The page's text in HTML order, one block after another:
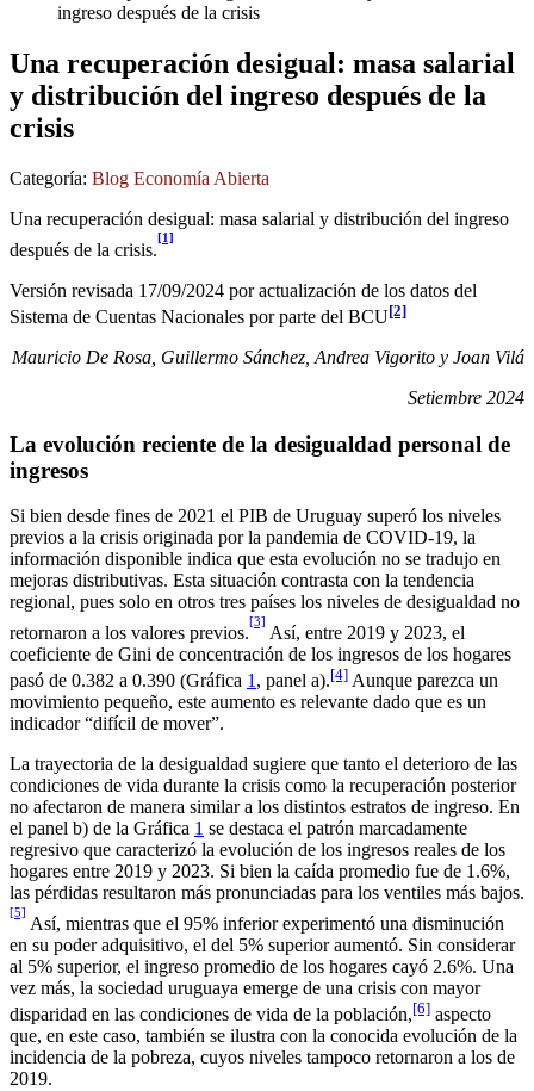
ingreso después de la crisis
Una recuperación desigual: masa salarial
y distribución del ingreso después de la
crisis
Categoría: Blog Economía Abierta
Una recuperación desigual: masa salarial y distribución del ingreso
después de la crisis.
[1]
Versión revisada 17/09/2024 por actualización de los datos del
Sistema de Cuentas Nacionales por parte del BCU[2]
Mauricio De Rosa, Guillermo Sánchez, Andrea Vigorito y Joan Vilá
Setiembre 2024
La evolución reciente de la desigualdad personal de
ingresos
Si bien desde fines de 2021 el PIB de Uruguay superó los niveles
previos a la crisis originada por la pandemia de COVID-19, la
información disponible indica que esta evolución no se tradujo en
mejoras distributivas. Esta situación contrasta con la tendencia
regional, pues solo en otros tres países los niveles de desigualdad no
retornaron a los valores previos.
[3]
Así, entre 2019 y 2023, el
coeficiente de Gini de concentración de los ingresos de los hogares
pasó de 0.382 a 0.390 (Gráfica 1 , panel a).[4] Aunque parezca un
movimiento pequeño, este aumento es relevante dado que es un
indicador “difícil de mover”.
La trayectoria de la desigualdad sugiere que tanto el deterioro de las
condiciones de vida durante la crisis como la recuperación posterior
no afectaron de manera similar a los distintos estratos de ingreso. En
el panel b) de la Gráfica 1 se destaca el patrón marcadamente
regresivo que caracterizó la evolución de los ingresos reales de los
hogares entre 2019 y 2023. Si bien la caída promedio fue de 1.6%,
las pérdidas resultaron más pronunciadas para los ventiles más bajos.
[5]
Así, mientras que el 95% inferior experimentó una disminución
en su poder adquisitivo, el del 5% superior aumentó. Sin considerar
al 5% superior, el ingreso promedio de los hogares cayó 2.6%. Una
vez más, la sociedad uruguaya emerge de una crisis con mayor
disparidad en las condiciones de vida de la población,[6] aspecto
que, en este caso, también se ilustra con la conocida evolución de la
incidencia de la pobreza, cuyos niveles tampoco retornaron a los de
2019.